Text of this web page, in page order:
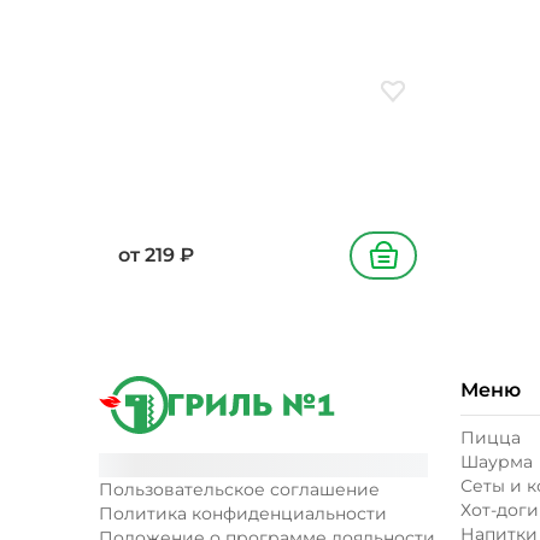
Добавить в
от 219 ₽ В корзину
Пользовательское соглашение
Политика конфиденциальности
Меню
Пицца
Шаурма
Сеты и
Хот-доги
Напитки